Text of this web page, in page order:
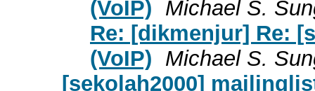
(VoIP) Michael S.
Re: [dikmenjur] Re:
(VoIP) Michael S.
[sekolah2000]